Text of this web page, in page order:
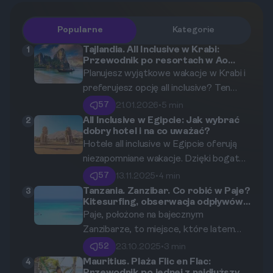
Popularne Kategorie
1
Tajlandia. All Inclusive w Krabi:
Przewodnik po resortach w Ao
Nang i na Railay
Planujesz wyjątkowe wakacje w Krabi i
preferujesz opcję all inclusive? Ten
przewodnik pomoże Ci odkryć
najlepsze resorty w Ao Nang i na Railay,
idealne dla osób ceniących relaks i
wygodę. Dowiedz się, co oferują
hotele, oraz jakie atrakcje czekają na
Ciebie w tej bajecznej części Tajlandii.
57 21.01.2026•5 min
2
All Inclusive w Egipcie: Jak wybrać
dobry hotel i na co uważać?
Hotele all inclusive w Egipcie oferują
niezapomniane wakacje. Dzięki bogatej
ofercie, pięknym plażom i słońcu przez
cały rok, łatwo się w nich zakochać. Ale
jak nie zgubić się w gąszczu ofert? W
tym artykule znajdziesz szczegółowe
informacje na temat pięciu
sprawdzonych hoteli oraz praktyczne
porady dotyczące wyboru idealnego
57 13.11.2025•4 min
3
Tanzania. Zanzibar. Co robić w Paje?
Kitesurfing, obserwacja odpływów i
wizyta w Jozani Forest
Paje, położone na bajecznym
Zanzibarze, to miejsce, które latem
przyciąga rzesze turystów. Co więcej,
zima to doskonały czas, aby odwiedzić
52 23.10.2025•3 min
4
Mauritius. Plaża Flic en Flac: